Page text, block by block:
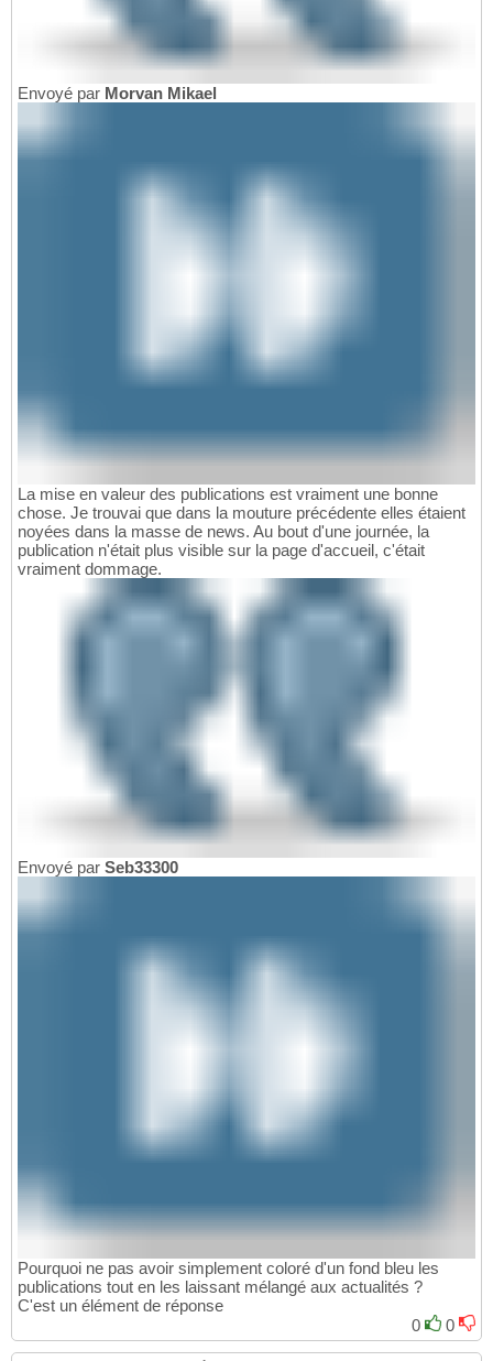
Envoyé par Morvan Mikael
La mise en valeur des publications est vraiment une bonne
chose. Je trouvai que dans la mouture précédente elles étaient
noyées dans la masse de news. Au bout d'une journée, la
publication n'était plus visible sur la page d'accueil, c'était
vraiment dommage.
Envoyé par Seb33300
Pourquoi ne pas avoir simplement coloré d'un fond bleu les
publications tout en les laissant mélangé aux actualités ?
C'est un élément de réponse
0
0